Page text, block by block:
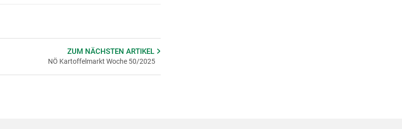
ZUM NÄCHSTENARTIKEL
NÖ Kartoffelmarkt Woche 50/2025